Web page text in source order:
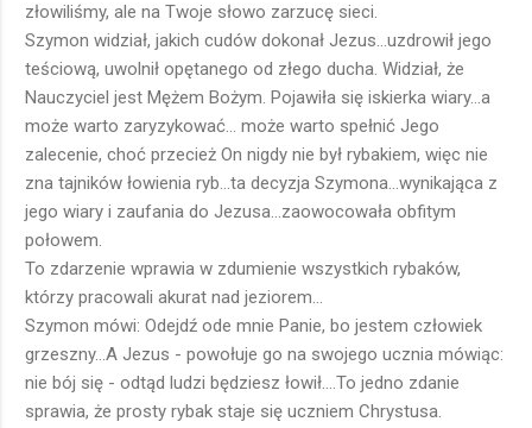
złowiliśmy, ale na Twoje słowo zarzucę sieci.
Szymon widział, jakich cudów dokonał Jezus...uzdrowił jego
teściową, uwolnił opętanego od złego ducha. Widział, że
Nauczyciel jest Mężem Bożym. Pojawiła się iskierka wiary...a
może warto zaryzykować... może warto spełnić Jego
zalecenie, choć przecież On nigdy nie był rybakiem, więc nie
zna tajników łowienia ryb...ta decyzja Szymona...wynikająca z
jego wiary i zaufania do Jezusa...zaowocowała obfitym
połowem.
To zdarzenie wprawia w zdumienie wszystkich rybaków,
którzy pracowali akurat nad jeziorem...
Szymon mówi: Odejdź ode mnie Panie, bo jestem człowiek
grzeszny...A Jezus - powołuje go na swojego ucznia mówiąc:
nie bój się - odtąd ludzi będziesz łowił....To jedno zdanie
sprawia, że prosty rybak staje się uczniem Chrystusa.